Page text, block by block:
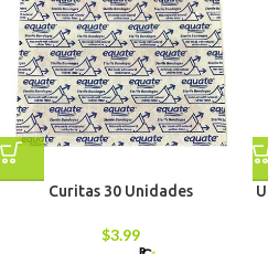
Curitas 30 Unidades
$3.99